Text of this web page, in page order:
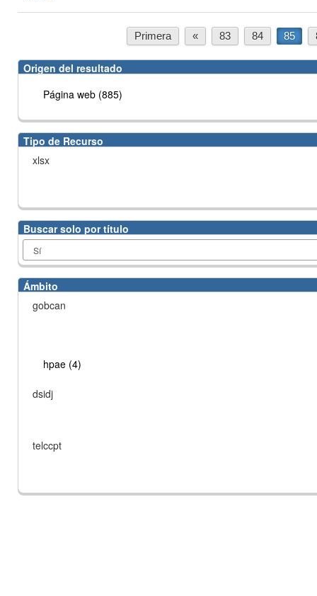
Primera « 83 84 85
Origen del resultado
Página web (885)
Tipo de Recurso
xlsx
Buscar solo por título
Ámbito
gobcan
hpae (4)
dsidj
telccpt